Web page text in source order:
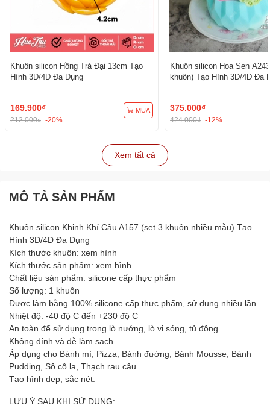
Khuôn silicon Hồng Trà Đại 13cm Tạo
Hình 3D/4D Đa Dụng
169.900₫
212.000₫ -20%
MUA
Khuôn silicon Hoa Sen
khuôn) Tạo Hình 3D/4D Đa
375.000₫
424.000₫ -12%
Xem tất cả
MÔ TẢ SẢN PHẨM
Khuôn silicon Khinh Khí Cầu A157 (set 3 khuôn nhiều mẫu) Tạo
Hình 3D/4D Đa Dụng
Kích thước khuôn: xem hình
Kích thước sản phẩm: xem hình
Chất liệu sản phẩm: silicone cấp thực phẩm
Số lượng: 1 khuôn
Được làm bằng 100% silicone cấp thực phẩm, sử dụng nhiều lần
Nhiệt độ: -40 độ C đến +230 độ C
An toàn để sử dụng trong lò nướng, lò vi sóng, tủ đông
Không dính và dễ làm sạch
Áp dụng cho Bánh mì, Pizza, Bánh đường, Bánh Mousse, Bánh
Pudding, Sô cô la, Thạch rau câu…
Tạo hình đẹp, sắc nét.
LƯU Ý SAU KHI SỬ DỤNG: